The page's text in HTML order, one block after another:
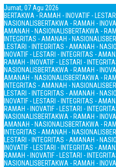
Jumat, 07 Agu 2026
BERTAKWA - RAMAH - INOVATIF -
NASIONALISBERTAKWA - RAMAH -
AMANAH - NASIONALISBERTAKWA -
INTEGRITAS - AMANAH - NASIONALIS
LESTARI - INTEGRITAS - AMANAH -
INOVATIF - LESTARI - INTEGRITAS -
RAMAH - INOVATIF - LESTARI -
NASIONALISBERTAKWA - RAMAH -
AMANAH - NASIONALISBERTAKWA -
INTEGRITAS - AMANAH - NASIONALIS
LESTARI - INTEGRITAS - AMANAH -
INOVATIF - LESTARI - INTEGRITAS -
RAMAH - INOVATIF - LESTARI -
NASIONALISBERTAKWA - RAMAH -
AMANAH - NASIONALISBERTAKWA -
INTEGRITAS - AMANAH - NASIONALIS
LESTARI - INTEGRITAS - AMANAH -
INOVATIF - LESTARI - INTEGRITAS -
RAMAH - INOVATIF - LESTARI -
NASIONALISBERTAKWA - RAMAH -